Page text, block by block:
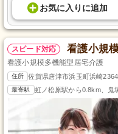
お気に入り に追加
スピード対応 看護小規
看護小規模多機能型居宅介護
住所 佐賀県唐津市浜玉町浜崎
最寄駅 虹ノ松原駅から0.8km、鬼